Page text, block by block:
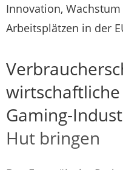
Innovation,
Arbeitsplätzen in der
Gaming-
Hut bringen